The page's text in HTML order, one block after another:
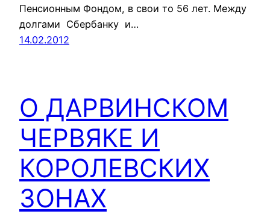
Пенсионным Фондом, в свои то 56 лет. Между
долгами Сбербанку и…
14.02.2012
О ДАРВИНСКОМ
ЧЕРВЯКЕ И
КОРОЛЕВСКИХ
ЗОНАХ